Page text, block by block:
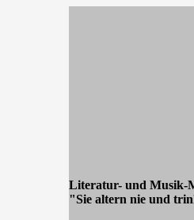
Literatur- und Musik-
"Sie altern nie und